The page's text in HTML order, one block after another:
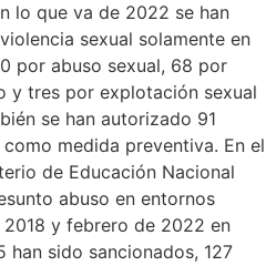
lo que va de 2022 se han
sexual solamente en
por abuso sexual, 68 por
y tres por explotación sexual
se han autorizado 91
medida preventiva. En el
de Educación Nacional
abuso en entornos
y febrero de 2022 en
sido sancionados, 127